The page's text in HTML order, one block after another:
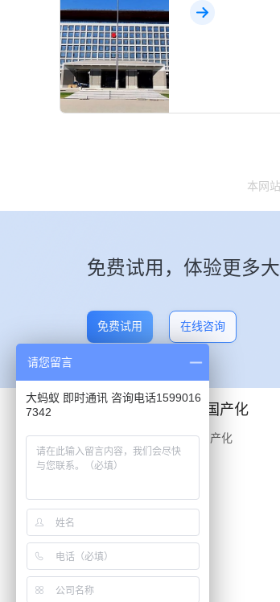
本网
免费试用，体验更多
免费试用 在线咨询
即时通讯
应用中心
功能列表
信创国产化
信创国产化
请您留言
大蚂蚁 即时通讯 咨询电话1599016
7342